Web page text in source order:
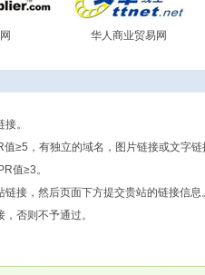
华人商业贸易网
。
值≥5，有独立的域名，图片链接或文字
值≥3。
链接，然后页面下方提交贵站的链接信息
否则不予通过。